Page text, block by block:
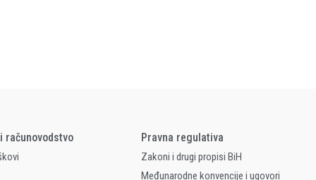
računovodstvo Pravna regulativa
Zakoni i drugi propisi BiH
Međunarodne konvencije i ugovori